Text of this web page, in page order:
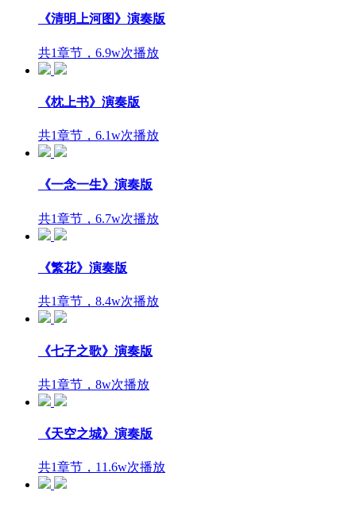
《清明上河图》演奏版
共1章节，6.9w次播放
《枕上书》演奏版
共1章节，6.1w次播放
《一念一生》演奏版
共1章节，6.7w次播放
《繁花》演奏版
共1章节，8.4w次播放
《七子之歌》演奏版
共1章节，8w次播放
《天空之城》演奏版
共1章节，11.6w次播放